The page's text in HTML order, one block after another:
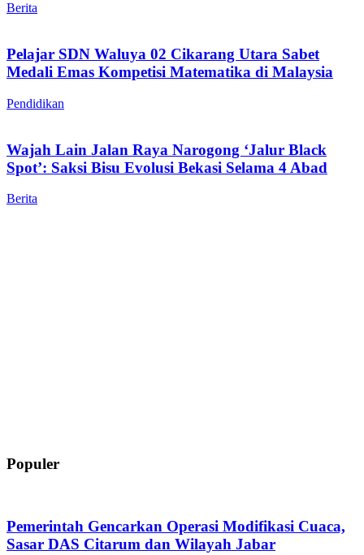
Berita
Pelajar SDN Waluya 02 Cikarang Utara Sabet
Medali Emas Kompetisi Matematika di Malaysia
Pendidikan
Wajah Lain Jalan Raya Narogong ‘Jalur Black
Spot’: Saksi Bisu Evolusi Bekasi Selama 4 Abad
Berita
Populer
Pemerintah Gencarkan Operasi Modifikasi Cuaca,
Sasar DAS Citarum dan Wilayah Jabar